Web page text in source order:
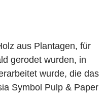
aus Plantagen, für
gerodet wurden, in
wurde, die das
Symbol Pulp & Paper